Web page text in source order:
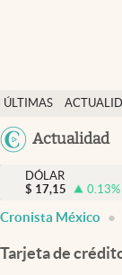
ÚLTIMAS
NOTICIAS
Actualidad
Actualidad
Finanzas y economía
Dólar y mercados
DÓLAR
$ 17,15 0.13%
Cronista México
Tarjeta de